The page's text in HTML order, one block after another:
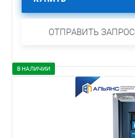
ОТПРАВИТЬ ЗАПРОС
В НАЛИЧИИ